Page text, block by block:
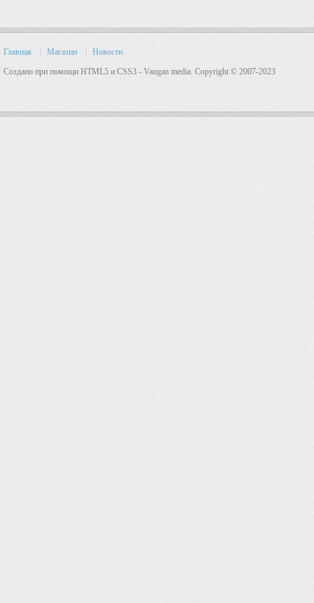
Главная Магазин
Новости
Создано при помощи HTML5 и CSS3 - Vangan media. Copyright © 2007-2023